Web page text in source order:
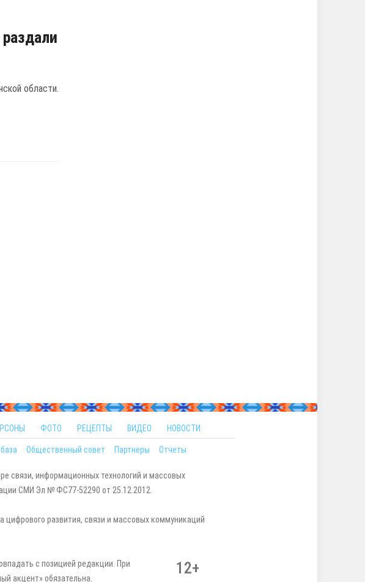
области.
ФОТО РЕЦЕПТЫ ВИДЕО НОВОСТИ
Общественный совет Партнеры Отчеты
связи, информационных технологий и массовых
СМИ Эл № ФС77-52290 от 25.12.2012.
развития, связи и массовых коммуникаций
с позицией редакции. При
акцент» обязательна.
12+